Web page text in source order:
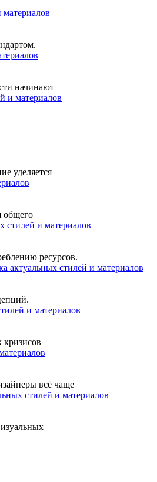
начинают
и материалов
уделяется
общего
стилей и материалов
ресурсов.
актуальных стилей и материалов
и материалов
кризисов
всё чаще
стилей и материалов